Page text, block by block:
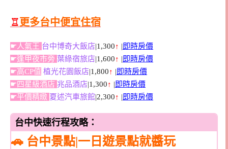
♖ 更多台中便宜住宿
☛人氣王 台中博奇大飯店|1,300↑ |即時房價
☛逢甲夜市旁 葉綠宿旅店|1,600↑ |即時房價
☛高CP值 植光花園飯店|1,800↑ |即時房價
☛四星級酒店 兆品酒店|1,300↑ |即時房價
☛平價精緻 夏述汽車旅館|2,300↑ |即時房價
台中快速行程攻略：
🚗 台中景點|一日遊景點就醬玩